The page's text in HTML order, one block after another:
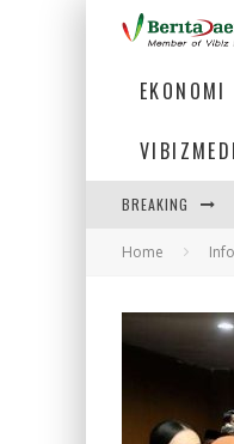
BREAKING
Home